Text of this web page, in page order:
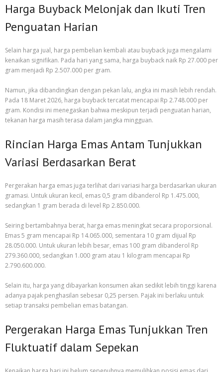
Harga Buyback Melonjak dan Ikuti Tren
Penguatan Harian
Selain harga jual, harga pembelian kembali atau buyback juga mengalami
kenaikan signifikan. Pada hari yang sama, harga buyback naik Rp 27.000 per
gram menjadi Rp 2.507.000 per gram.
Namun, jika dibandingkan dengan pekan lalu, angka ini masih lebih rendah.
Pada 18 Maret 2026, harga buyback tercatat mencapai Rp 2.748.000 per
gram. Kondisi ini menegaskan bahwa meskipun terjadi penguatan harian,
tekanan harga masih terasa dalam jangka mingguan.
Rincian Harga Emas Antam Tunjukkan
Variasi Berdasarkan Berat
Pergerakan harga emas juga terlihat dari variasi harga berdasarkan ukuran
gramasi. Untuk ukuran kecil, emas 0,5 gram dibanderol Rp 1.475.000,
sedangkan 1 gram berada di level Rp 2.850.000.
Seiring bertambahnya berat, harga emas meningkat secara proporsional.
Emas 5 gram mencapai Rp 14.065.000, sementara 10 gram dijual Rp
28.050.000. Untuk ukuran lebih besar, emas 100 gram dibanderol Rp
279.360.000, sedangkan 1.000 gram atau 1 kilogram mencapai Rp
2.790.600.000.
Selain itu, harga yang dibayarkan konsumen akan sedikit lebih tinggi karena
adanya pajak penghasilan sebesar 0,25 persen. Pajak ini berlaku untuk
setiap transaksi pembelian emas batangan.
Pergerakan Harga Emas Tunjukkan Tren
Fluktuatif dalam Sepekan